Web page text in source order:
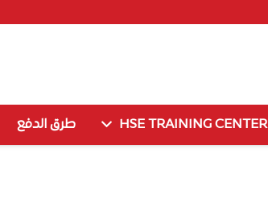
HSE TRAINING CENTER طرق الدفع